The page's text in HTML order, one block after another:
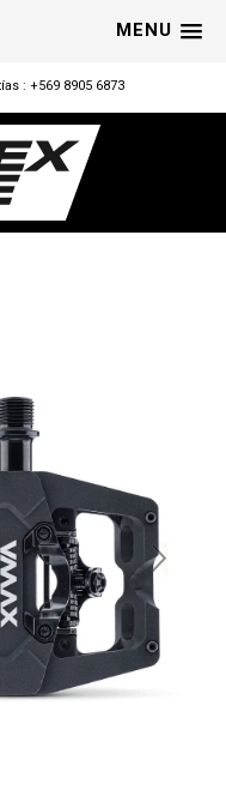
MENU
: +569 8905 6873